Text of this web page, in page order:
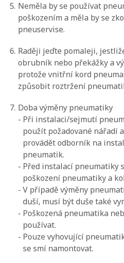
5. Neměla by se používat
poškozením a měla by se
pneuservise.
6. Raději jeďte pomaleji,
obrubník nebo překážky a
protože vnitřní kord
způsobit roztržení
7. Doba výměny pneumatiky
- Při instalaci/sejmutí
použít požadované nářadí
provádět odborník na
pneumatik.
- Před instalací pneumatiky
poškození pneumatiky a
- V případě výměny
duší, musí být duše také
- Poškozená pneumatika
používat.
- Pouze vyhovující
se smí namontovat.